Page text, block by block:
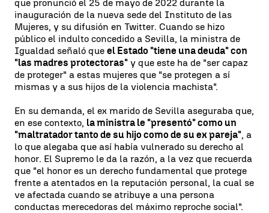
que pronunció el 25 de mayo de 2022 durante la
inauguración de la nueva sede del Instituto de las
Mujeres, y su difusión en Twitter. Cuando se hizo
público el indulto concedido a Sevilla, la ministra de
Igualdad señaló que el Estado "tiene una deuda" con
"las madres protectoras" y que este ha de "ser capaz
de proteger" a estas mujeres que "se protegen a sí
mismas y a sus hijos de la violencia machista".
En su demanda, el ex marido de Sevilla aseguraba que,
en ese contexto, la ministra le "presentó" como un
"maltratador tanto de su hijo como de su ex pareja", a
lo que alegaba que así había vulnerado su derecho al
honor. El Supremo le da la razón, a la vez que recuerda
que "el honor es un derecho fundamental que protege
frente a atentados en la reputación personal, la cual se
ve afectada cuando se atribuye a una persona
conductas merecedoras del máximo reproche social".